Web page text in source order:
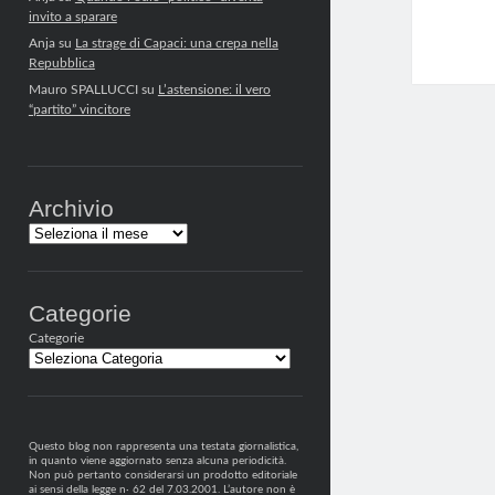
invito a sparare
Anjasu La strage di Capaci: una crepa nella
Repubblica
Mauro SPALLUCCIsu L’astensione: il vero
“partito” vincitore
Archivio
Archivi
Categorie
Categorie
Questo blog non rappresenta una testata giornalistica,
in quanto viene aggiornato senza alcuna periodicità.
Non può pertanto considerarsi un prodotto editoriale
ai sensi della legge n· 62 del 7.03.2001. L’autore non è